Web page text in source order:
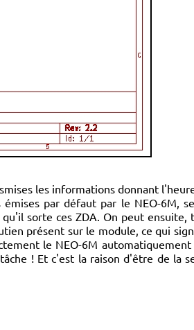
les informations donnant
par défaut par le NEO-6M,
sorte ces ZDA. On peut ensuite,
présent sur le module, ce qui
le NEO-6M
! Et c'est la raison d'être de la